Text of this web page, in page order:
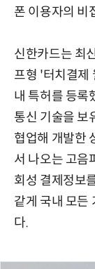
폰 이용자의 비
신한카드는 최
프형 '터치결제
내 특허를 등록
통신 기술을 보
협업해 개발한
서 나오는 고음
회성 결제정보
같게 국내 모든
다.